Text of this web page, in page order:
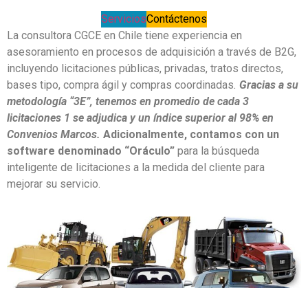
ServiciosContáctenos
La consultora CGCE en Chile tiene experiencia en
asesoramiento en procesos de adquisición a través de B2G,
incluyendo licitaciones públicas, privadas, tratos directos,
bases tipo, compra ágil y compras coordinadas. Gracias a su
metodología “3E”, tenemos en promedio de cada 3
licitaciones 1 se adjudica y un índice superior al 98% en
Convenios Marcos. Adicionalmente, contamos con un
software denominado “Oráculo” para la búsqueda
inteligente de licitaciones a la medida del cliente para
mejorar su servicio.